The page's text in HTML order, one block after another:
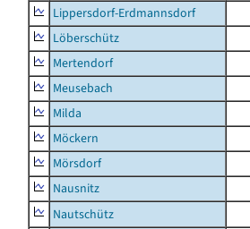
Lippersdorf-Erdmannsdorf
Löberschütz
Mertendorf
Meusebach
Milda
Möckern
Mörsdorf
Nausnitz
Nautschütz